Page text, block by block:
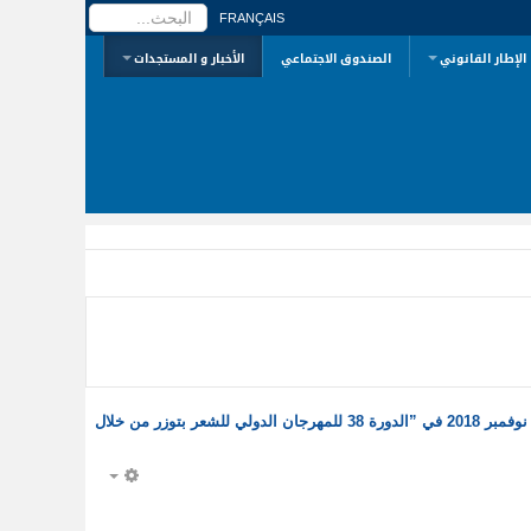
البحث...
FRANÇAIS
الإطار القانوني الصندوق الاجتماعي الأخبار و المستجدات
المؤسسة التونسية لحقوق المؤلف و الحقوق المجاورة تشارك من 22 الى 25 نوفمبر 2018 في ”الدورة 38 للمهرجان الدولي للشعر بتوزر من خلال